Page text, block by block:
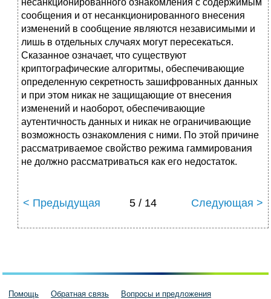
несанкционированного ознакомления с содержимым
сообщения и от несанкционированного внесения
изменений в сообщение являются независимыми и
лишь в отдельных случаях могут пересекаться.
Сказанное означает, что существуют
криптографические алгоритмы, обеспечивающие
определенную секретность зашифрованных данных
и при этом никак не защищающие от внесения
изменений и наоборот, обеспечивающие
аутентичность данных и никак не ограничивающие
возможность ознакомления с ними. По этой причине
рассматриваемое свойство режима гаммирования
не должно рассматриваться как его недостаток.
< Предыдущая 5 / 14 Следующая >
Помощь Обратная связь Вопросы и предложения